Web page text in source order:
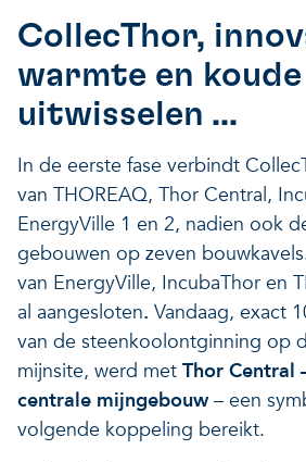
CollecThor,
warmte en koude
uitwisselen ...
In de eerste fase verbindt
van THOREAQ, Thor Central,
EnergyVille 1 en 2, nadien ook
gebouwen op zeven
van EnergyVille, IncubaThor en
al aangesloten. Vandaag, exact
van de steenkoolontginning op
mijnsite, werd met Thor Central
centrale mijngebouw– een
volgende koppeling bereikt.